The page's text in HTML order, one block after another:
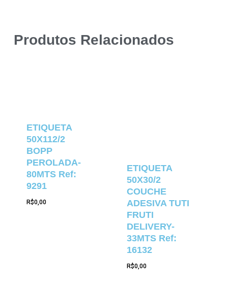
Produtos Relacionados
ETIQUETA
50X112/2
BOPP
PEROLADA-
80MTS Ref:
9291
R$0,00
ETIQUETA
50X30/2
COUCHE
ADESIVA TUTI
FRUTI
DELIVERY-
33MTS Ref:
16132
R$0,00